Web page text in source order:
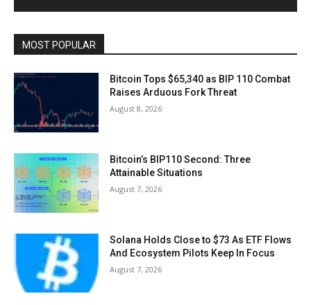
MOST POPULAR
Bitcoin Tops $65,340 as BIP 110 Combat
Raises Arduous Fork Threat
August 8, 2026
Bitcoin’s BIP110 Second: Three
Attainable Situations
August 7, 2026
Solana Holds Close to $73 As ETF Flows
And Ecosystem Pilots Keep In Focus
August 7, 2026